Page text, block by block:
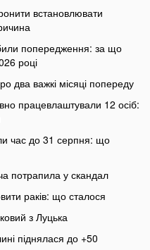
встановлювати
попередження: за що
році
два важкі місяці попереду
працевлаштували 12 осіб:
час до 31 серпня: що
потрапила у скандал
раків: що сталося
з Луцька
піднялася до +50